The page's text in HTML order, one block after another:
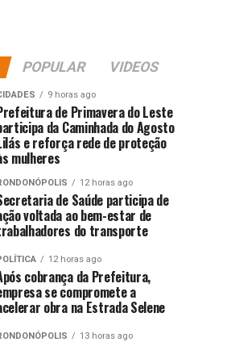
POPULAR VIDEOS
9 horas ago
de Primavera do Leste
da Caminhada do Agosto
e reforça rede de proteção
mulheres
12 horas ago
de Saúde participa de
voltada ao bem-estar de
do transporte
12 horas ago
cobrança da Prefeitura,
se compromete a
obra na Estrada Selene
13 horas ago